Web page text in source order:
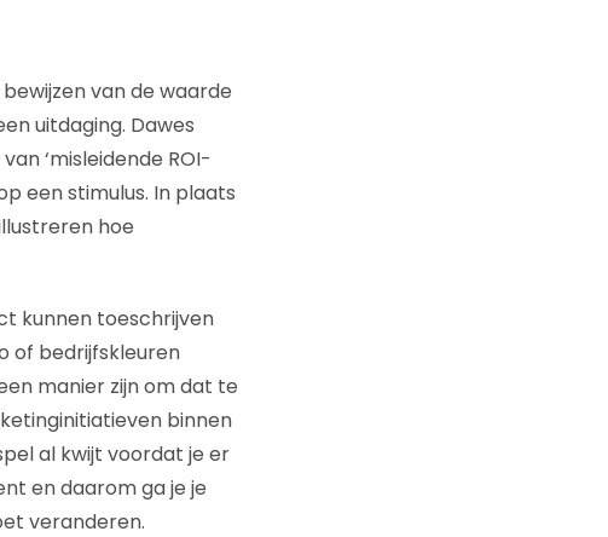
van de waarde
uitdaging. Dawes
‘misleidende ROI-
een stimulus. In plaats
hoe
kunnen toeschrijven
of bedrijfskleuren
manier zijn om dat te
binnen
al kwijt voordat je er
en daarom ga je je
veranderen.